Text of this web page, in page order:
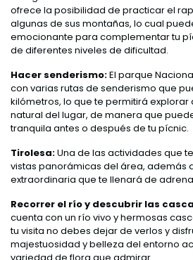
ofrece la posibilidad de practicar el
algunas de sus montañas, lo cual
emocionante para complementar tu
de diferentes niveles de dificultad.
Hacer senderismo:El parque
con varias rutas de senderismo que
kilómetros, lo que te permitirá explorar
natural del lugar, de manera que
tranquila antes o después de tu pícnic.
Tirolesa:Una de las actividades que
vistas panorámicas del área, además
extraordinaria que te llenará de
Recorrer el río y descubrir las
cuenta con un río vivo y hermosas
tu visita no debes dejar de verlos y
majestuosidad y belleza del entorno
variedad de flora que admirar.